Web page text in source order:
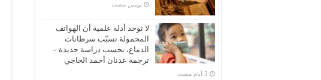
‏يومين مضت
لا توحد أدلة علمية أن الهواتف
المحمولة تسبّب سرطانات
الدماغ، بحسب دراسة جديدة –
ترجمة عدنان أحمد الحاجي